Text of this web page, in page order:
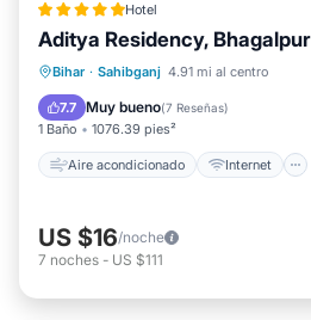
Hotel
Aditya Residency, Bhagalpur
Bihar · Sahibganj 4.91 mi al centro
7.7 Muy bueno(7 Reseñas)
1 Baño 1076.39 pies²
Aire acondicionado Internet
Aire acondicionado
Apto para niños
US $16/noche
7 noches - US $111